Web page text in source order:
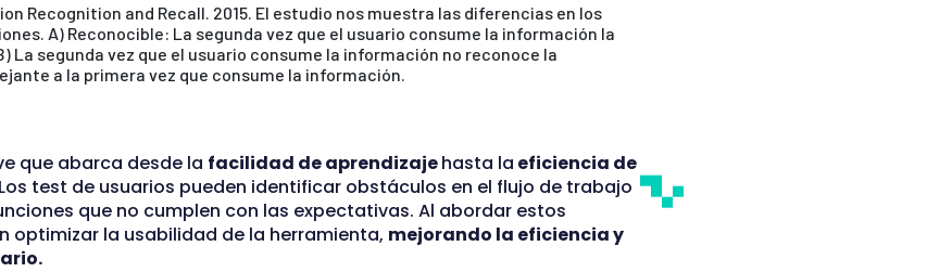
Recognition and Recall. 2015. El estudio nos muestra las diferencias en los
A) Reconocible: La segunda vez que el usuario consume la información la
segunda vez que el usuario consume la información no reconoce la
a la primera vez que consume la información.
que abarca desde la facilidad de aprendizajehasta la eficiencia de
test de usuarios pueden identificar obstáculos en el flujo de trabajo
que no cumplen con las expectativas. Al abordar estos
optimizar la usabilidad de la herramienta, mejorando la eficiencia y